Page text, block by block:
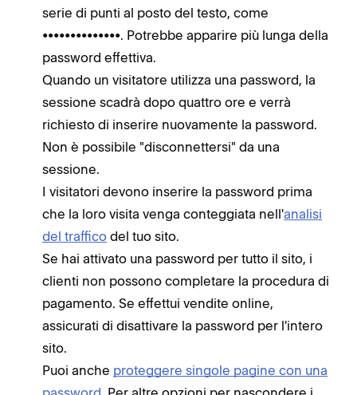
serie di punti al posto del testo, come
••••••••••••••. Potrebbe apparire più lunga della
password effettiva.
Quando un visitatore utilizza una password, la
sessione scadrà dopo quattro ore e verrà
richiesto di inserire nuovamente la password.
Non è possibile "disconnettersi" da una
sessione.
I visitatori devono inserire la password prima
che la loro visita venga conteggiata nell'analisi
del traffico del tuo sito.
Se hai attivato una password per tutto il sito, i
clienti non possono completare la procedura di
pagamento. Se effettui vendite online,
assicurati di disattivare la password per l'intero
sito.
Puoi anche proteggere singole pagine con una